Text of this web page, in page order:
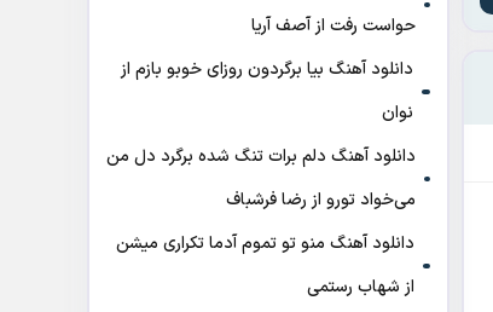
ﺣﻮاﺳﺖ رﻓﺖ از آصف آریا
دانلود آهنگ بیا برگردون روزای خوبو بازم از
نوان
دانلود آهنگ دلم برات تنگ شده برگرد دل من
می‌خواد تورو از رضا فرشباف
دانلود آهنگ منو تو تموم آدما تکراری میشن
از شهاب رستمی